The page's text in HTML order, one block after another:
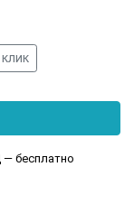
бесплатно